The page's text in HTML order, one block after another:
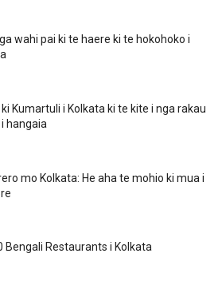
wahi pai ki te haere ki te hokohoko i
ki Kumartuli i Kolkata ki te kite i nga rakau
i hangaia
mo Kolkata: He aha te mohio ki mua i
Bengali Restaurants i Kolkata